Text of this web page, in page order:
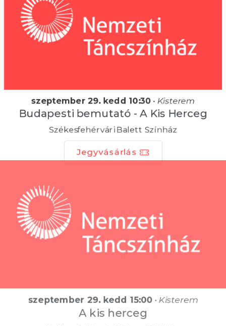
szeptember 29. kedd 10:30• Kisterem
Budapesti bemutató - A Kis Herceg
Székesfehérvári Balett Színház
Jegyvásárlás
szeptember 29. kedd 15:00•Kisterem
A kis herceg